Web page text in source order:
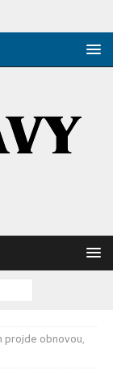
projde obnovou,